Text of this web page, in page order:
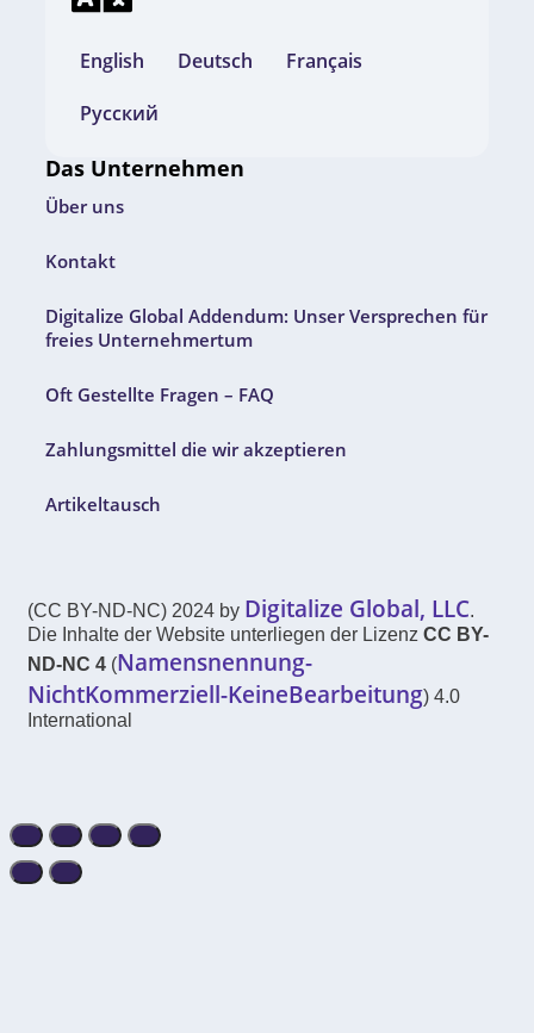
English Deutsch
Français
Русский
Das Unternehmen
Über uns
Kontakt
Digitalize Global Addendum: Unser Versprechen für
freies Unternehmertum
Oft Gestellte Fragen – FAQ
Zahlungsmittel die wir akzeptieren
Artikeltausch
(CC BY-ND-NC) 2024 by Digitalize Global, LLC.
Die Inhalte der Website unterliegen der Lizenz CC BY-
ND-NC 4 (Namensnennung-
NichtKommerziell-KeineBearbeitung) 4.0
International